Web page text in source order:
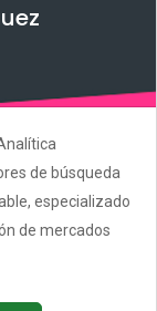
de búsqueda
especializado
de mercados